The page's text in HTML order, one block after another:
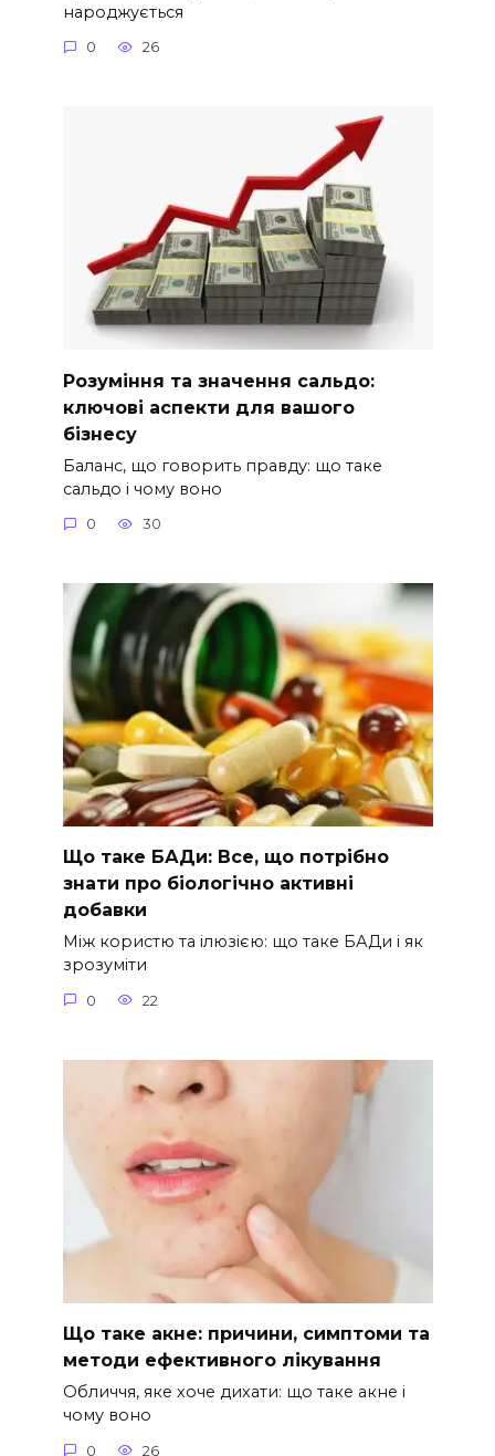
народжується
0 26
Розуміння та значення сальдо:
ключові аспекти для вашого
бізнесу
Баланс, що говорить правду: що таке
сальдо і чому воно
0 30
Що таке БАДи: Все, що потрібно
знати про біологічно активні
добавки
Між користю та ілюзією: що таке БАДи і як
зрозуміти
0 22
Що таке акне: причини, симптоми та
методи ефективного лікування
Обличчя, яке хоче дихати: що таке акне і
чому воно
0 26